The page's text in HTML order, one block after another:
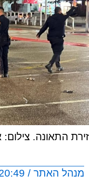
זירת התאונה.
מנהל האתר / 20:49 31.12.24